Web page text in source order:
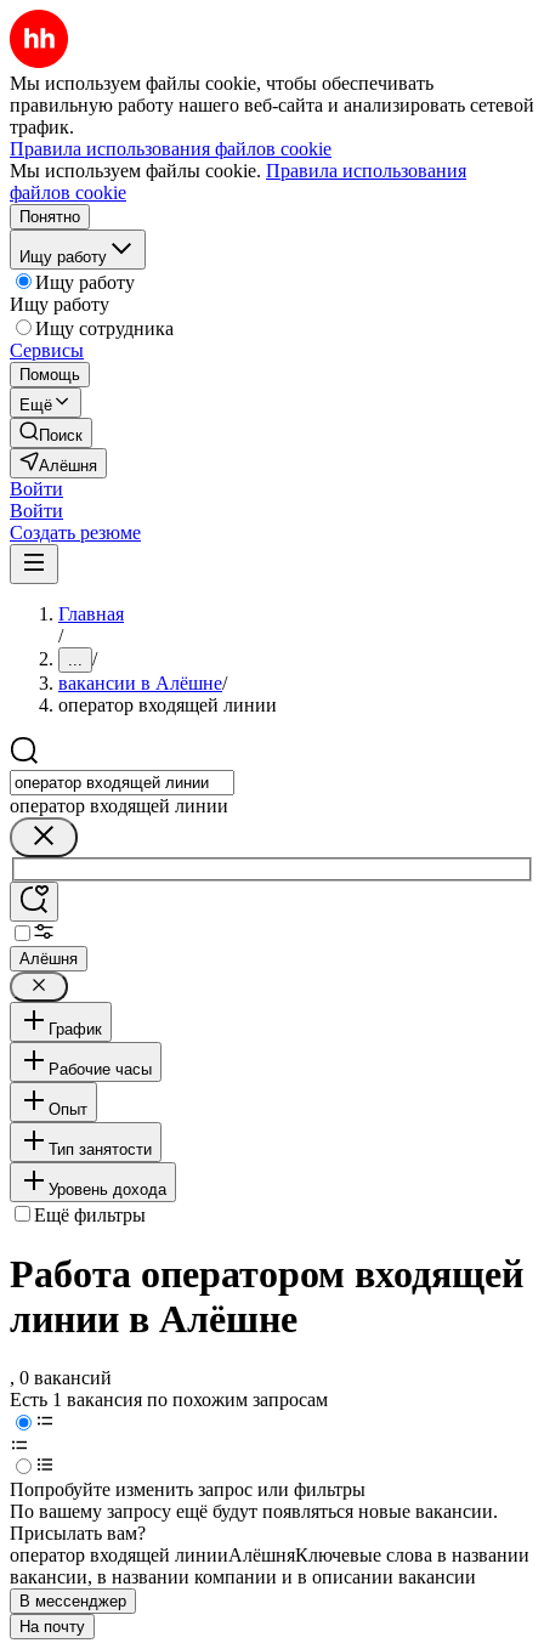
Мы используем файлы cookie, чтобы обеспечивать
правильную работу нашего веб-сайта и анализировать сетевой
трафик.
Правила использования файлов cookie
Мы используем файлы cookie. Правила использования
файлов cookie
Понятно
Ищу работу
Ищу работу
Ищу работу
Ищу сотрудника
Сервисы
Помощь
Ещё
Поиск
Алёшня
Войти
Войти
Создать резюме
Главная
/
... /
вакансии в Алёшне/
оператор входящей линии
оператор входящей линии
Алёшня
График
Рабочие часы
Опыт
Тип занятости
Уровень дохода
Ещё фильтры
Работа оператором входящей
линии в Алёшне
, 0 вакансий
Есть 1 вакансия по похожим запросам
Попробуйте изменить запрос или фильтры
По вашему запросу ещё будут появляться новые вакансии.
Присылать вам?
оператор входящей линииАлёшняКлючевые слова в названии
вакансии, в названии компании и в описании вакансии
В мессенджер
На почту